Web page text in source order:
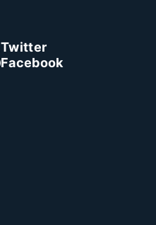
Twitter
Facebook